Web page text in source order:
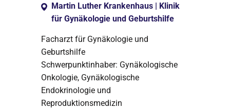
Martin Luther Krankenhaus | Klinik
für Gynäkologie und Geburtshilfe
Facharzt für Gynäkologie und
Geburtshilfe
Schwerpunktinhaber: Gynäkologische
Onkologie, Gynäkologische
Endokrinologie und
Reproduktionsmedizin